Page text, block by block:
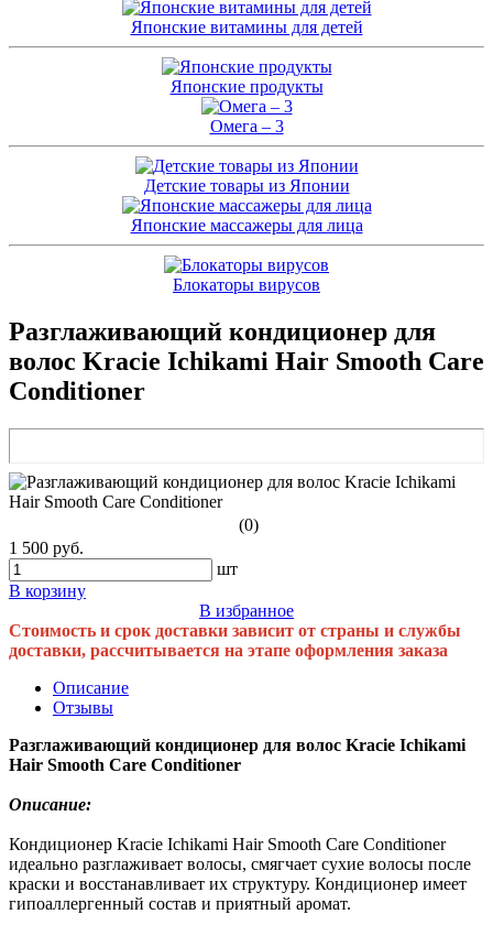
Японские витамины для детей
Японские продукты
Омега – 3
Детские товары из Японии
Японские массажеры для лица
Блокаторы вирусов
Разглаживающий кондиционер для
волос Kracie Ichikami Hair Smooth Care
Conditioner
(0)
1 500 руб.
шт
В корзину
В избранное
Стоимость и срок доставки зависит от страны и службы
доставки, рассчитывается на этапе оформления заказа
Описание
Отзывы
Разглаживающий кондиционер для волос Kracie Ichikami
Hair Smooth Care Conditioner
Описание:
Кондиционер Kracie Ichikami Hair Smooth Care Conditioner
идеально разглаживает волосы, смягчает сухие волосы после
краски и восстанавливает их структуру. Кондиционер имеет
гипоаллергенный состав и приятный аромат.